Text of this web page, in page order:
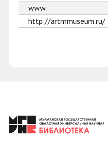
www:
http://artmmuseum.ru/